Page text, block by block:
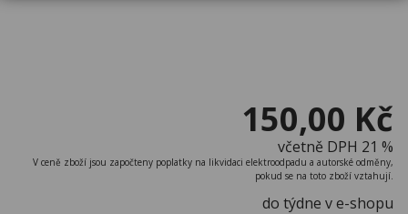
150,00 Kč
včetně DPH 21 %
V ceně zboží jsou započteny poplatky na likvidaci elektroodpadu a autorské odměny,
pokud se na toto zboží vztahují.
do týdne v e-shopu